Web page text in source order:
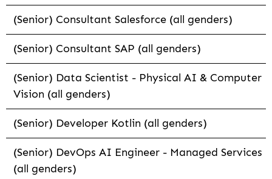
(Senior) Consultant Salesforce (all genders)
(Senior) Consultant SAP (all genders)
(Senior) Data Scientist - Physical AI & Computer
Vision (all genders)
(Senior) Developer Kotlin (all genders)
(Senior) DevOps AI Engineer - Managed Services
(all genders)